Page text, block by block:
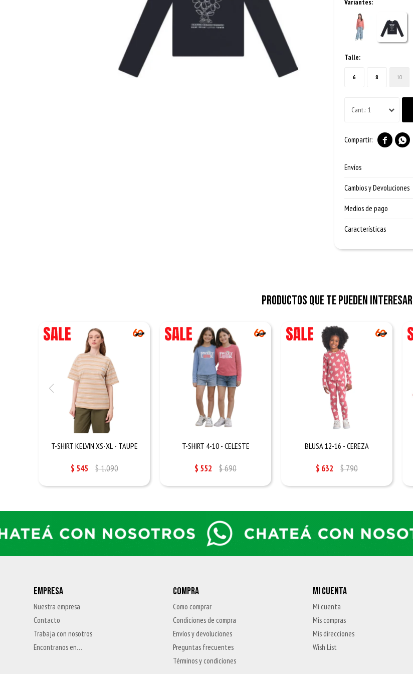
Variantes:
Talle:
6 8 10
1
 
Envíos
Cambios y Devoluciones
Medios de pago
Características
Productos que te pueden interesar
T-SHIRT KELVIN XS-XL - TAUPE
$ 545 $1.090
T-SHIRT 4-10 - CELESTE
$ 552 $690
BLUSA 12-16 - CEREZA
$ 632 $790
EMPRESA
Nuestra empresa
Contacto
Trabaja con nosotros
Encontranos en…
COMPRA
Como comprar
Condiciones de compra
Envíos y devoluciones
Preguntas frecuentes
Términos y condiciones
MI CUENTA
Mi cuenta
Mis compras
Mis direcciones
Wish List